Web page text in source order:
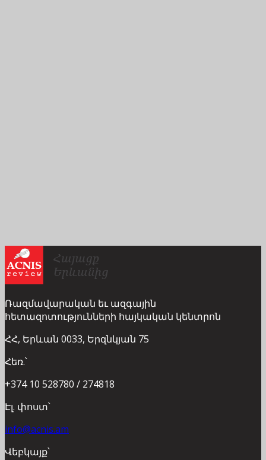
Ռազմավարական եւ ազգային
հետազոտությունների հայկական կենտրոն
ՀՀ, Երևան 0033, Երզնկյան 75
Հեռ.՝
+374 10 528780 / 274818
Էլ. փոստ՝
info@acnis.am
Վեբկայք՝